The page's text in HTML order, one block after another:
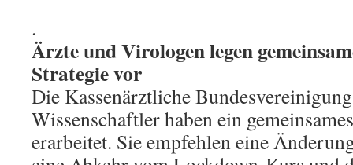
.
Ärzte und Virologen legen
Strategie vor
Die Kassenärztliche
Wissenschaftler haben ein
erarbeitet. Sie empfehlen eine